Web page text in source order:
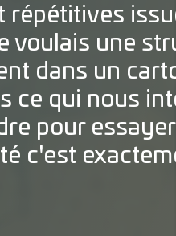
répétitives
voulais une
dans un
ce qui nous
pour
c'est